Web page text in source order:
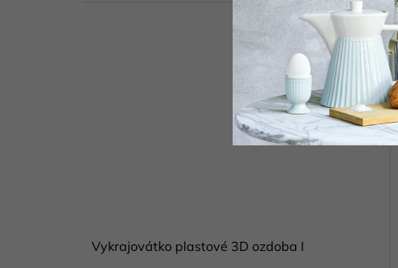
Vykrajovátko plastové 3D ozdoba I